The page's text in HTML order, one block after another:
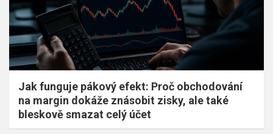
Jak funguje pákový efekt: Proč obchodování
na margin dokáže znásobit zisky, ale také
bleskově smazat celý účet